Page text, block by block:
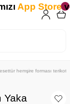
hemşire forması
Yaka
App Storeve